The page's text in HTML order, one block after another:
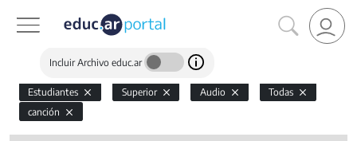
Incluir Archivo educ.ar
Estudiantes Superior Audio
Todas
canción